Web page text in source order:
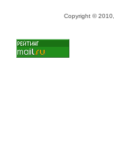
Copyright © 2010,